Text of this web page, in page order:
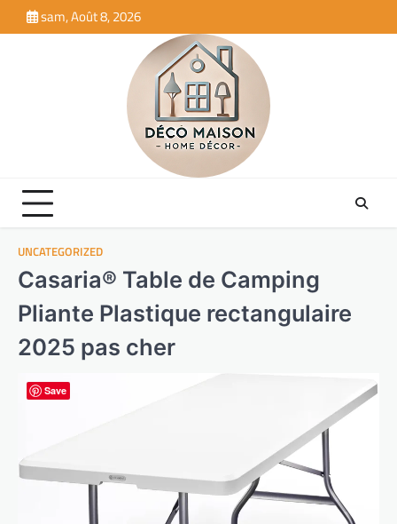
to
sam, Août 8, 2026
UNCATEGORIZED
Casaria® Table de Camping
Pliante Plastique rectangulaire
2025 pas cher
Save